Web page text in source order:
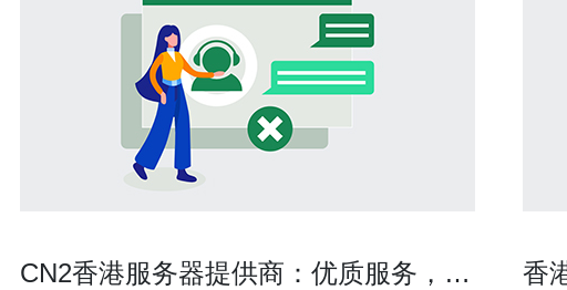
CN2香港服务器提供商：优质服务，稳
香